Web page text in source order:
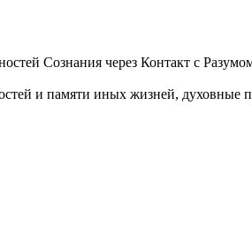
Сознания через Контакт с
и памяти иных жизней, духовные